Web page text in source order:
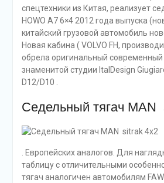
спецтехники из Китая, реализует
HOWO A7 6×4 2012 года выпуска
китайский грузовой автомобиль
Новая кабина ( VOLVO FH,
обрела оригинальный современный
знаменитой студии ItalDesign
D12/D10 .
Седельный тягач MAN
. Европейских аналогов. Для
таблицу с отличительными
тягач аналогичен автомобилям